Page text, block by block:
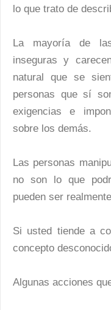
lo que trato de
La mayoría de
inseguras y
natural que se
personas que sí
exigencias e
sobre los demás.
Las personas
no son lo que
pueden ser
Si usted tiende a
concepto
Algunas acciones